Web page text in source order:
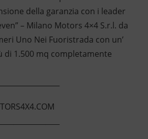
della garanzia con i leader
– Milano Motors 4×4 S.r.l. da
Uno Nei Fuoristrada con un’
di 1.500 mq completamente